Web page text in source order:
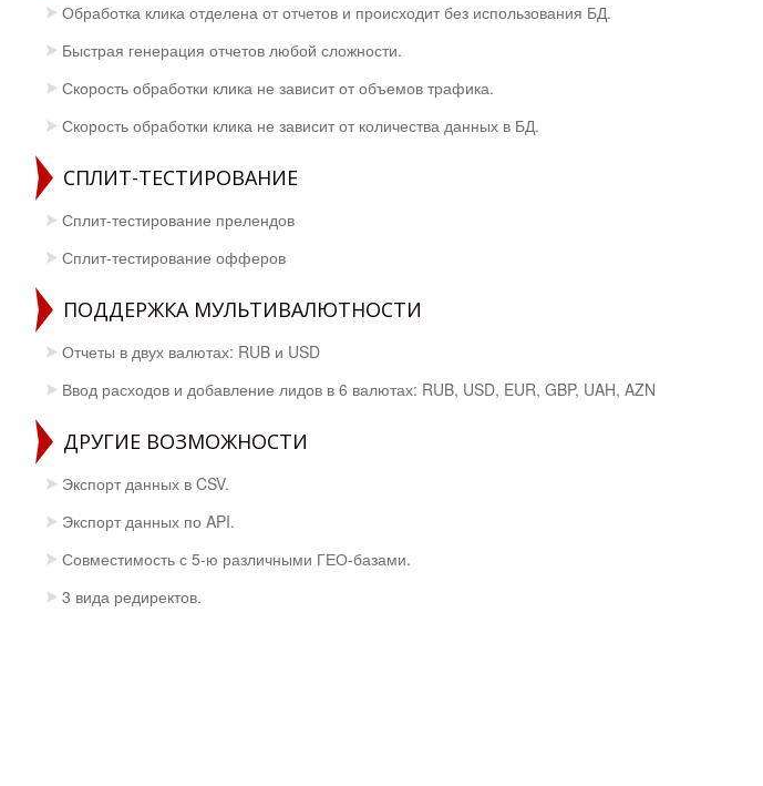
Обработка клика отделена от отчетов и происходит без использования БД.
Быстрая генерация отчетов любой сложности.
Скорость обработки клика не зависит от объемов трафика.
Скорость обработки клика не зависит от количества данных в БД.
СПЛИТ-ТЕСТИРОВАНИЕ
Сплит-тестирование прелендов
Сплит-тестирование офферов
ПОДДЕРЖКА МУЛЬТИВАЛЮТНОСТИ
Отчеты в двух валютах: RUB и USD
Ввод расходов и добавление лидов в 6 валютах: RUB, USD, EUR, GBP, UAH, AZN
ДРУГИЕ ВОЗМОЖНОСТИ
Экспорт данных в CSV.
Экспорт данных по API.
Совместимость с 5-ю различными ГЕО-базами.
3 вида редиректов.